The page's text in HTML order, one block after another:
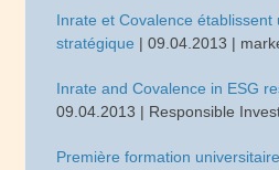
Inrate et Covalence établissent
stratégique | 09.04.2013 |
Inrate and Covalence in ESG
09.04.2013 | Responsible
Première formation